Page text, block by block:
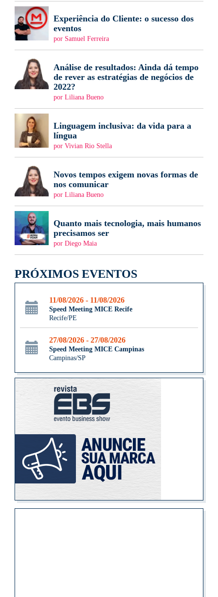
Experiência do Cliente: o sucesso dos
eventos
por Samuel Ferreira
Análise de resultados: Ainda dá tempo
de rever as estratégias de negócios de
2022?
por Liliana Bueno
Linguagem inclusiva: da vida para a
língua
por Vivian Rio Stella
Novos tempos exigem novas formas de
nos comunicar
por Liliana Bueno
Quanto mais tecnologia, mais humanos
precisamos ser
por Diego Maia
PRÓXIMOS EVENTOS
11/08/2026 - 11/08/2026
Speed Meeting MICE Recife
Recife/PE
27/08/2026 - 27/08/2026
Speed Meeting MICE Campinas
Campinas/SP